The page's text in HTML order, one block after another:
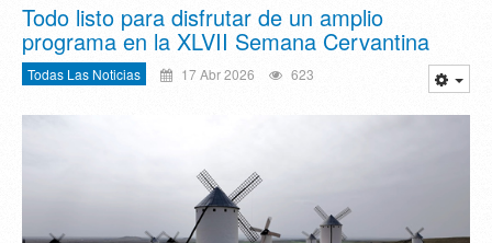
Todo listo para disfrutar de un amplio
programa en la XLVII Semana Cervantina
Todas Las Noticias 17 Abr 2026 623